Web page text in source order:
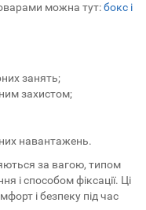
можна тут:бокс і
занять;
захистом;
навантажень.
за вагою, типом
і способом фіксації. Ці
і безпеку під час